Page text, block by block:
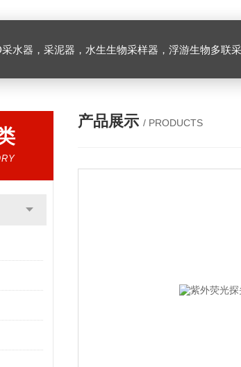
器，水生生物采样器，浮游生物多联采样网，海洋微塑料采样分析系统，浮游动物扫描分析系统，水下颗粒物和浮游动物图像原位采集系统，多通道沉积物捕集器，高精度温盐深仪，水下
产品展示 / PRODUCTS